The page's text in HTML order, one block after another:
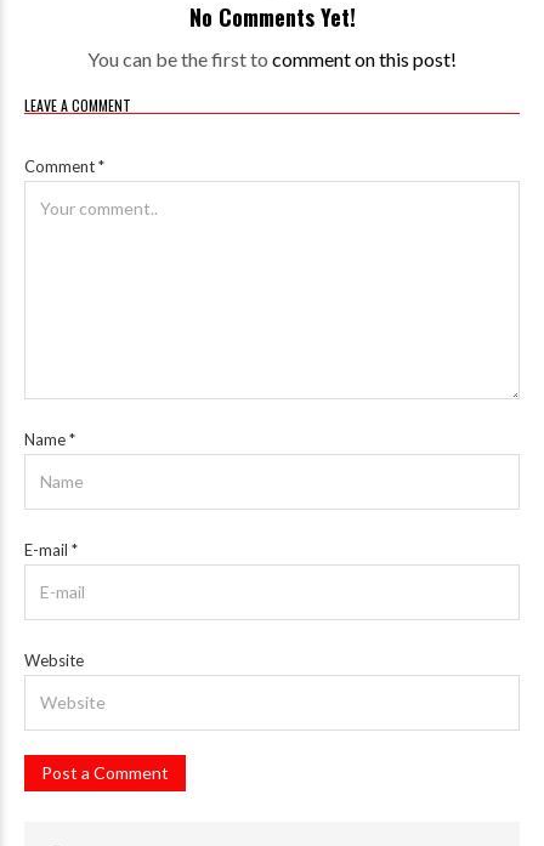
No Comments Yet!
You can be the first to comment on this post!
LEAVE A COMMENT
Comment*
Name*
E-mail *
Website